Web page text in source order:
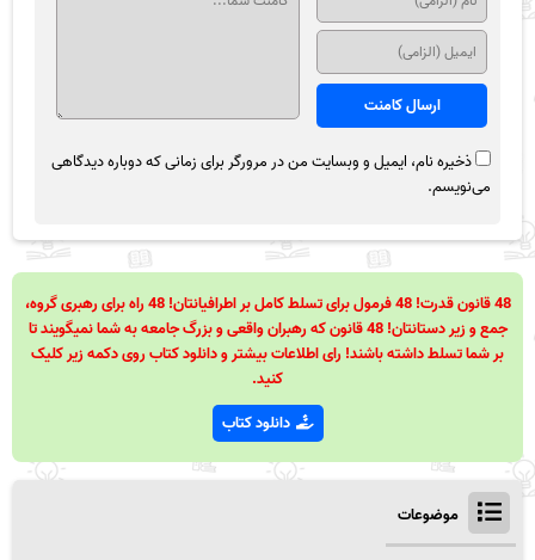
ذخیره نام، ایمیل و وبسایت من در مرورگر برای زمانی که دوباره دیدگاهی
می‌نویسم.
48 قانون قدرت! 48 فرمول برای تسلط کامل بر اطرافیانتان! 48 راه برای رهبری گروه،
جمع و زیر دستانتان! 48 قانون که رهبران واقعی و بزرگ جامعه به شما نمیگویند تا
بر شما تسلط داشته باشند! رای اطلاعات بیشتر و دانلود کتاب روی دکمه زیر کلیک
کنید.
دانلود کتاب
موضوعات